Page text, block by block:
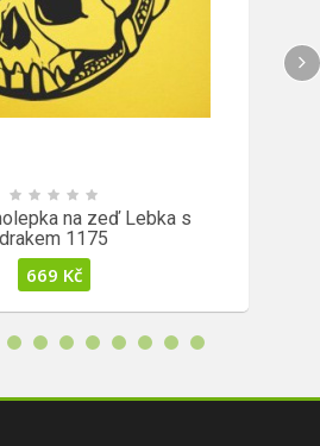
na zeď Lebka s
drakem 1175
669 Kč